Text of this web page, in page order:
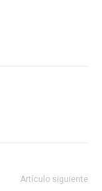
Artículo siguiente